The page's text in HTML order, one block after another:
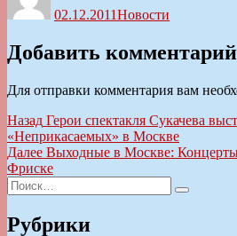
02.12.2011Новости
Добавить комментарий
Для отправки комментария вам
Навигация
по
записям
Назад Предыдущая
запись:
Герои спектакля Сукачева
«Неприкасаемых» в Москве
Далее Следующая
запись:
Выходные в Москве:
Фриске
Искать:
Поиск
Рубрики